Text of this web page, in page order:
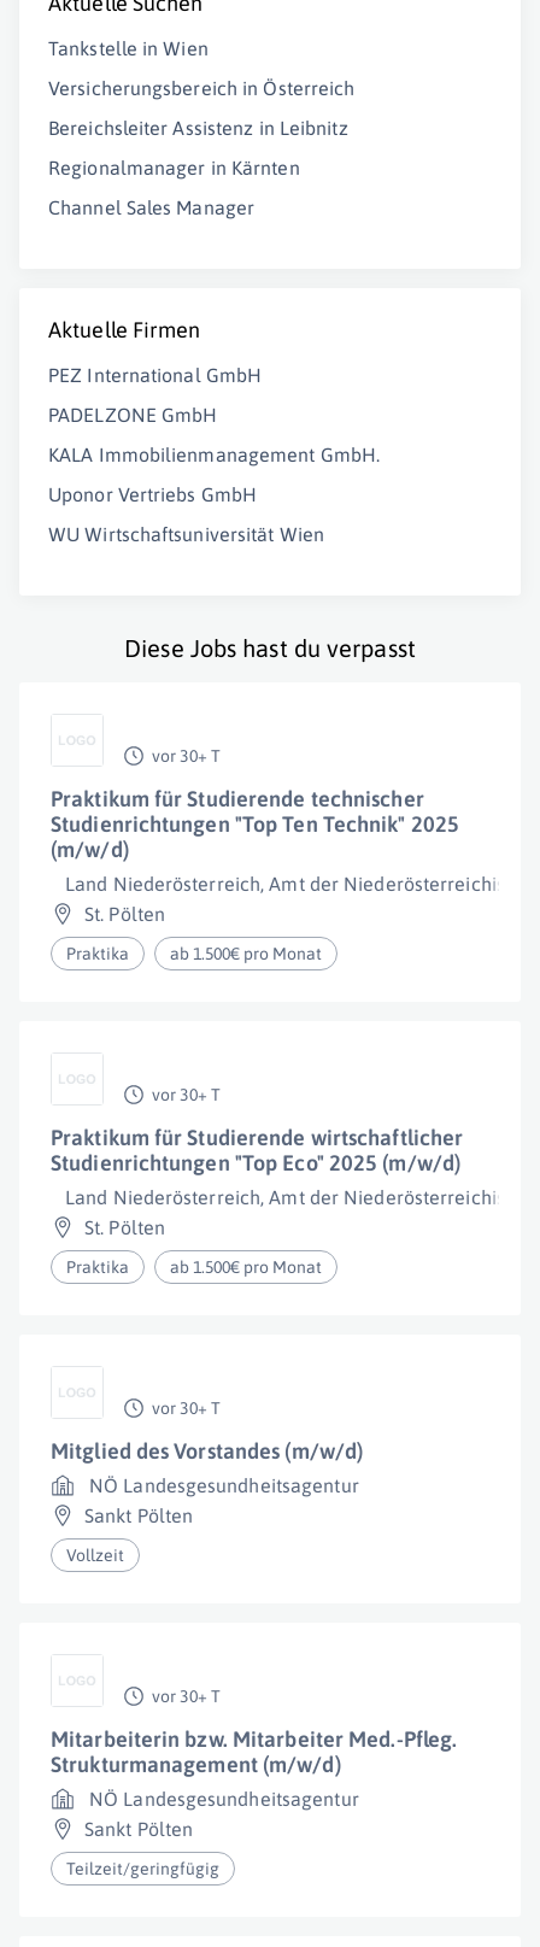
Tankstelle in Wien
Versicherungsbereich in Österreich
Bereichsleiter Assistenz in Leibnitz
Regionalmanager in Kärnten
Channel Sales Manager
Aktuelle Firmen
PEZ International GmbH
PADELZONE GmbH
KALA Immobilienmanagement GmbH.
Uponor Vertriebs GmbH
WU Wirtschaftsuniversität Wien
Diese Jobs hast du verpasst
vor 30+ T
Praktikum für Studierende technischer
Studienrichtungen "Top Ten Technik" 2025
(m/w/d)
Land Niederösterreich, Amt der
St. Pölten
Praktika ab 1.500€ pro Monat
vor 30+ T
Praktikum für Studierende wirtschaftlicher
Studienrichtungen "Top Eco" 2025 (m/w/d)
Land Niederösterreich, Amt der
St. Pölten
Praktika ab 1.500€ pro Monat
vor 30+ T
Mitglied des Vorstandes (m/w/d)
NÖ Landesgesundheitsagentur
Sankt Pölten
Vollzeit
vor 30+ T
Mitarbeiterin bzw. Mitarbeiter Med.-Pfleg.
Strukturmanagement (m/w/d)
NÖ Landesgesundheitsagentur
Sankt Pölten
Teilzeit/geringfügig